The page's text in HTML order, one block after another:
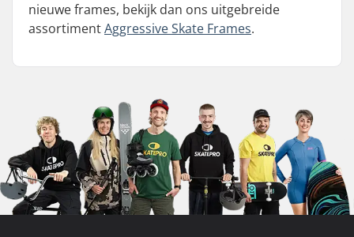
nieuwe frames, bekijk dan ons uitgebreide
assortimentAggressive Skate Frames.